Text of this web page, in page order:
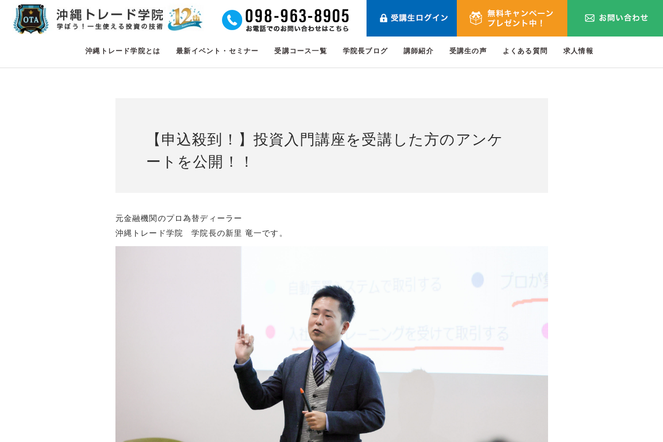
沖縄トレード学院とは 最新イベント・セミナー 受講コース一覧 学院長ブログ 講師紹介 受講生の声 よくある質問 求人情報
【申込殺到！】投資入門講座を受講した方のアンケ
ートを公開！！
元金融機関のプロ為替ディーラー
沖縄トレード学院 学院長の新里 竜一です。